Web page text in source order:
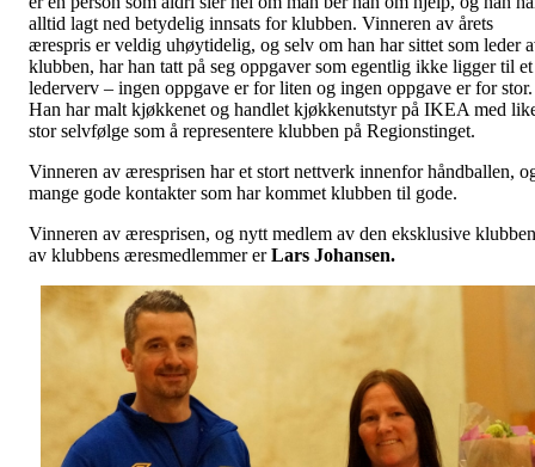
alltid lagt ned betydelig innsats for klubben. Vinneren av årets
ærespris er veldig uhøytidelig, og selv om han har sittet som leder
klubben, har han tatt på seg oppgaver som egentlig ikke ligger til et
lederverv – ingen oppgave er for liten og ingen oppgave er for stor.
Han har malt kjøkkenet og handlet kjøkkenutstyr på IKEA med
stor selvfølge som å representere klubben på Regionstinget.
Vinneren av æresprisen har et stort nettverk innenfor håndballen,
mange gode kontakter som har kommet klubben til gode.
Vinneren av æresprisen, og nytt medlem av den eksklusive klubben
av klubbens æresmedlemmer erLars Johansen.